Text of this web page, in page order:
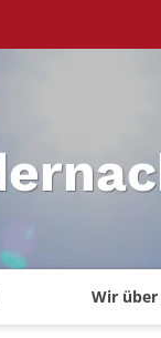
Wir über